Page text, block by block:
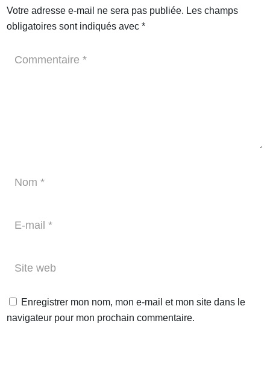
Votre adresse e-mail ne sera pas publiée. Les champs
obligatoires sont indiqués avec*
Enregistrer mon nom, mon e-mail et mon site dans le
navigateur pour mon prochain commentaire.